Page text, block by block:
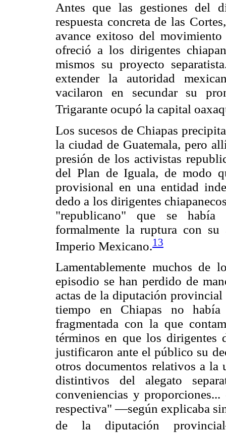
Antes que las gestiones del
respuesta concreta de las
avance exitoso del
ofreció a los dirigentes
mismos su proyecto
extender la autoridad
vacilaron en secundar su
Trigarante ocupó la capital
Los sucesos de Chiapas
la ciudad de Guatemala, pero
presión de los activistas
del Plan de Iguala, de modo
provisional en una entidad
dedo a los dirigentes
"republicano" que se había
formalmente la ruptura con
Imperio Mexicano.13
Lamentablemente muchos de
episodio se han perdido de
actas de la diputación
tiempo en Chiapas no
fragmentada con la que
términos en que los
justificaron ante el público su
otros documentos relativos a la
distintivos del alegato
conveniencias y
respectiva" —según explicaba
de la diputación